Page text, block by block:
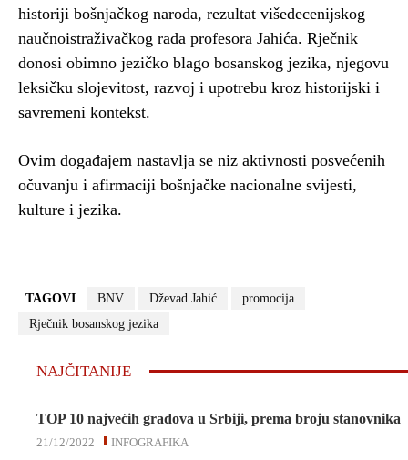
historiji bošnjačkog naroda, rezultat višedecenijskog
naučnoistraživačkog rada profesora Jahića. Rječnik
donosi obimno jezičko blago bosanskog jezika, njegovu
leksičku slojevitost, razvoj i upotrebu kroz historijski i
savremeni kontekst.
Ovim događajem nastavlja se niz aktivnosti posvećenih
očuvanju i afirmaciji bošnjačke nacionalne svijesti,
kulture i jezika.
TAGOVI BNV Dževad Jahić
promocija
Rječnik bosanskog jezika
NAJČITANIJE
TOP 10 najvećih gradova u Srbiji, prema broju stanovnika
INFOGRAFIKA
21/12/2022